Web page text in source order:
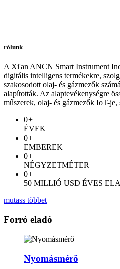
rólunk
A Xi'an ANCN Smart Instrument
digitális intelligens termékekre,
szakosodott olaj- és gázmezők
alapították. Az alaptevékenységre
műszerek, olaj- és gázmezők IoT-
0+
ÉVEK
0+
EMBEREK
0+
NÉGYZETMÉTER
0+
50 MILLIÓ USD ÉVES
mutass többet
Forró eladó
Nyomásmérő